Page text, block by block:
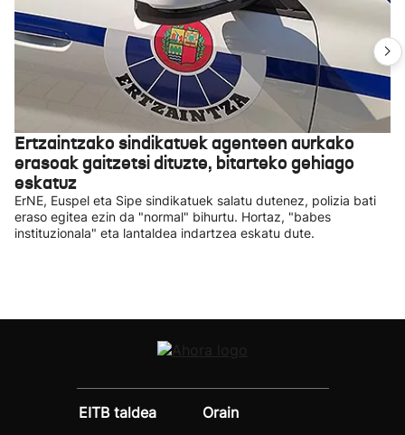
Ertzaintzako sindikatuek agenteen aurkako
erasoak gaitzetsi dituzte, bitarteko gehiago
eskatuz
ErNE, Euspel eta Sipe sindikatuek salatu dutenez, polizia bati
eraso egitea ezin da "normal" bihurtu. Hortaz, "babes
instituzionala" eta lantaldea indartzea eskatu dute.
EITB taldea
Orain